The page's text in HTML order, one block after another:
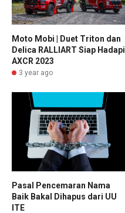
Moto Mobi | Duet Triton dan
Delica RALLIART Siap Hadapi
AXCR 2023
3 year ago
Pasal Pencemaran Nama
Baik Bakal Dihapus dari UU
ITE